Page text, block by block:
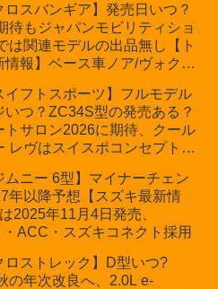
無しか【トヨタ最新情報】60
車発売
ロスバンギア】発売日いつ？
待もジャパンモビリティショ
は関連モデルの出品無し【ト
情報】ベース車ノア/ヴォクシ
ア」と「ツール」、デリカ
クロスオーバーSUVミニバ
イフトスポーツ】フルモデル
いつ？ZC34S型の発売ある？
トサロン2026に期待、クール
レヴはスイスポコンセプト
【スズキ最新情報】特別仕様
Final Edition」終了
ムニー 6型】マイナーチェン
年以降予想【スズキ最新情
2025年11月4日発売、
ACC・スズキコネクト採用
ロストレック】D型いつ?
の年次改良へ、2.0L e-